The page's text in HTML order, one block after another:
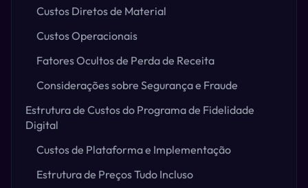
Custos Diretos de Material
Custos Operacionais
Fatores Ocultos de Perda de Receita
Considerações sobre Segurança e Fraude
Estrutura de Custos do Programa de Fidelidade
Digital
Custos de Plataforma e Implementação
Estrutura de Preços Tudo Incluso